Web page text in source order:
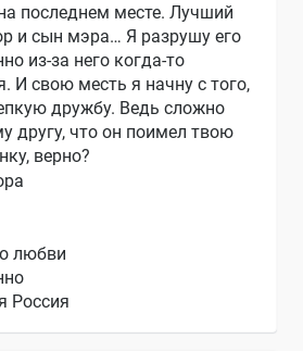
последнем месте. Лучший
и сын мэра… Я разрушу его
из-за него когда-то
И свою месть я начну с того,
дружбу. Ведь сложно
другу, что он поимел твою
верно?
любви
Россия